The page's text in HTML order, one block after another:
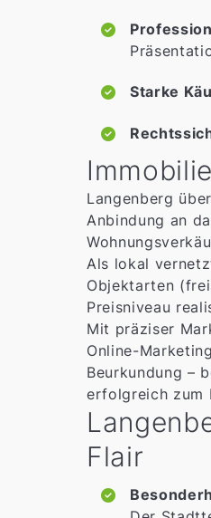
Starke
Langenberg
Anbindung an
Als lokal
Objektarten
Preisniveau
Mit präziser
Online-
Beurkundung –
erfolgreich zum
Flair